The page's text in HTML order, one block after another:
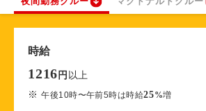
時給
1216 円 以上
※午後10時〜午前5時は時給25%増